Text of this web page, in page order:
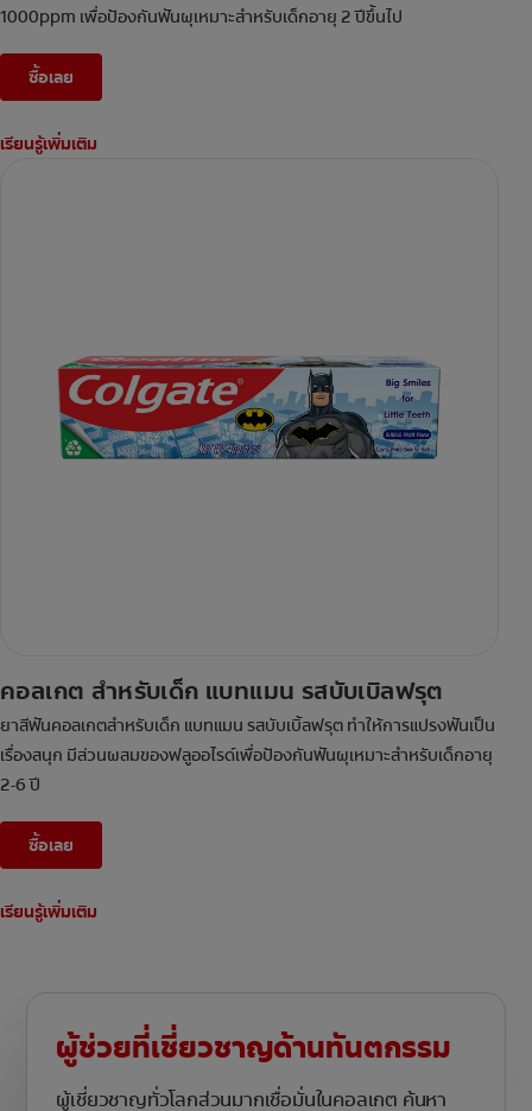
1000ppm เพื่อป้องกันฟันผุเหมาะสำหรับเด็กอายุ 2 ปีขึ้นไป
ซื้อเลย
เรียนรู้เพิ่มเติม
คอลเกต สำหรับเด็ก แบทแมน รสบับเบิลฟรุต
ยาสีฟันคอลเกตสำหรับเด็ก แบทแมน รสบับเบิ้ลฟรุต ทำให้การแปรงฟันเป็น
เรื่องสนุก มีส่วนผสมของฟลูออไรด์เพื่อป้องกันฟันผุเหมาะสำหรับเด็กอายุ
2-6 ปี
ซื้อเลย
เรียนรู้เพิ่มเติม
ผู้ช่วยที่เชี่ยวชาญด้านทันตกรรม
ผู้เชี่ยวชาญทั่วโลกส่วนมากเชื่อมั่นในคอลเกต ค้นหา